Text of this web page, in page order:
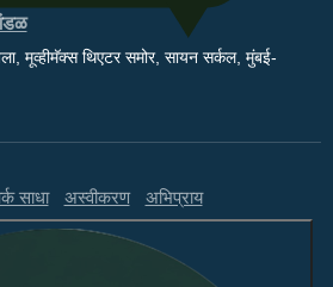
मूव्हीमॅक्स थिएटर समोर, सायन सर्कल, मुंबई-
साधा अस्वीकरण अभिप्राय